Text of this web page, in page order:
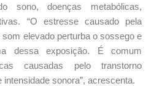
sono, doenças metabólicas,
“O estresse causado pela
elevado perturba o sossego e
dessa exposição. É comum
causadas pelo transtorno
sonora”, acrescenta.